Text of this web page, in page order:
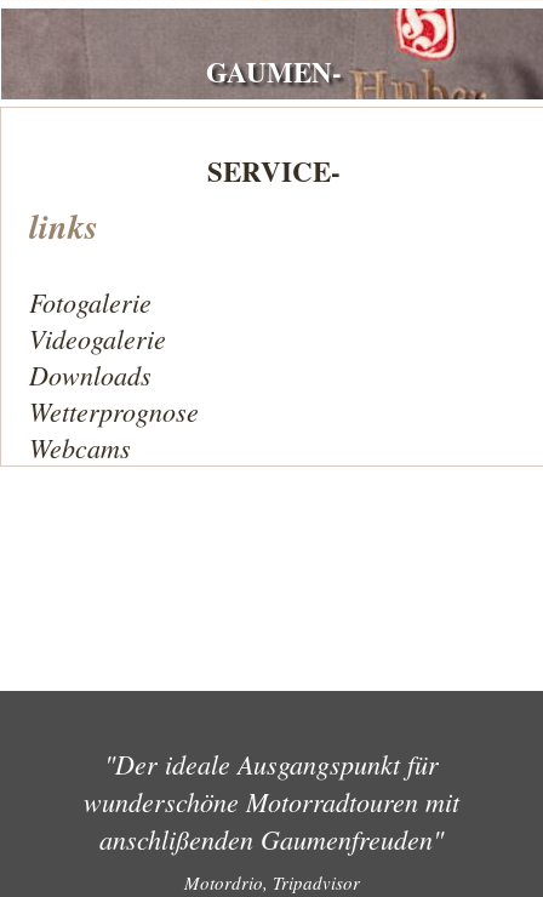
GAUMEN-
SERVICE-
links
Fotogalerie
Videogalerie
Downloads
Wetterprognose
Webcams
"Der ideale Ausgangspunkt für
wunderschöne Motorradtouren mit
anschlißenden Gaumenfreuden"
Motordrio, Tripadvisor